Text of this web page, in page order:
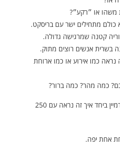
משהו או ״רקע״?
כולם מתחילים ישר עם בריסקט.
קטנה שמרגישה גדולה.
בשרית אנשים רוצים מתוק.
כמו אירוע או כמו ארוחת
כמה מהר? כמה ברור?
והטיפ הכי חשוב: תבקשו לדמיין ביחד איך זה נראה עם 250
אחת יפה.